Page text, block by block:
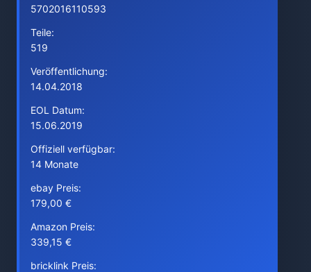
5702016110593
Teile:
519
Veröffentlichung:
14.04.2018
EOL Datum:
15.06.2019
Offiziell verfügbar:
14 Monate
ebay Preis:
179,00 €
Amazon Preis:
339,15 €
bricklink Preis: